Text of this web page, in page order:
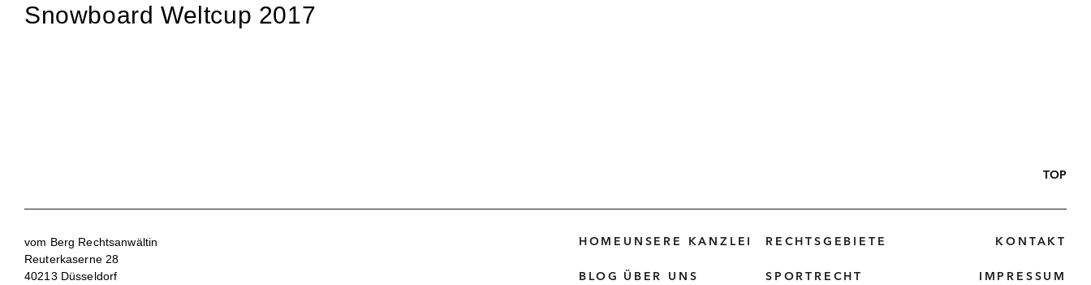
Snowboard Weltcup 2017
TOP
vom Berg Rechtsanwältin
Reuterkaserne 28
40213 Düsseldorf
HOME
BLOG
UNSERE KANZLEI
ÜBER UNS
RECHTSGEBIETE
SPORTRECHT
KONTAKT
IMPRESSUM